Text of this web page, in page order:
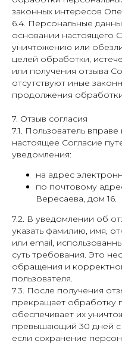
законных интересов
6.4. Персональные
основании настоящего
уничтожению или
целей обработки,
или получения отзыва
отсутствуют иные
продолжения
7. Отзыв согласия
7.1. Пользователь
настоящее Согласие
уведомления:
на адрес
по почтовому
Вересаева, дом 16.
7.2. В уведомлении об
указать фамилию, имя,
или email,
суть требования. Это
обращения и
пользователя.
7.3. После получения
прекращает обработку
обеспечивает их
превышающий 30 дней с
если сохранение